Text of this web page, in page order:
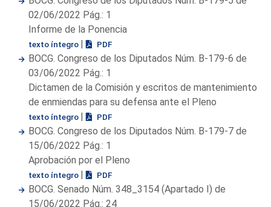
02/06/2022 Pág.: 1
Informe de la Ponencia
texto íntegro | PDF
BOCG. Congreso de los Diputados Núm. B-179-6 de
03/06/2022 Pág.: 1
Dictamen de la Comisión y escritos de mantenimiento
de enmiendas para su defensa ante el Pleno
texto íntegro | PDF
BOCG. Congreso de los Diputados Núm. B-179-7 de
15/06/2022 Pág.: 1
Aprobación por el Pleno
texto íntegro | PDF
BOCG. Senado Núm. 348_3154 (Apartado I) de
15/06/2022 Pág.: 24